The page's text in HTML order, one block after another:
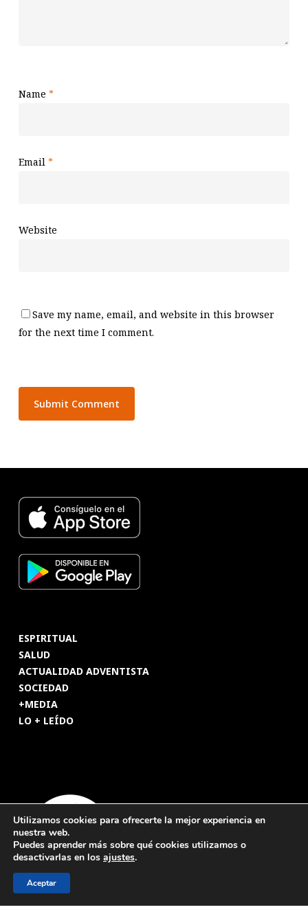
Name *
Email *
Website
Save my name, email, and website in this browser
for the next time I comment.
ESPIRITUAL
SALUD
ACTUALIDAD ADVENTISTA
SOCIEDAD
+MEDIA
LO + LEÍDO
Utilizamos cookies para ofrecerte la mejor experiencia en
nuestra web.
Puedes aprender más sobre qué cookies utilizamos o
desactivarlas en los ajustes.
Aceptar